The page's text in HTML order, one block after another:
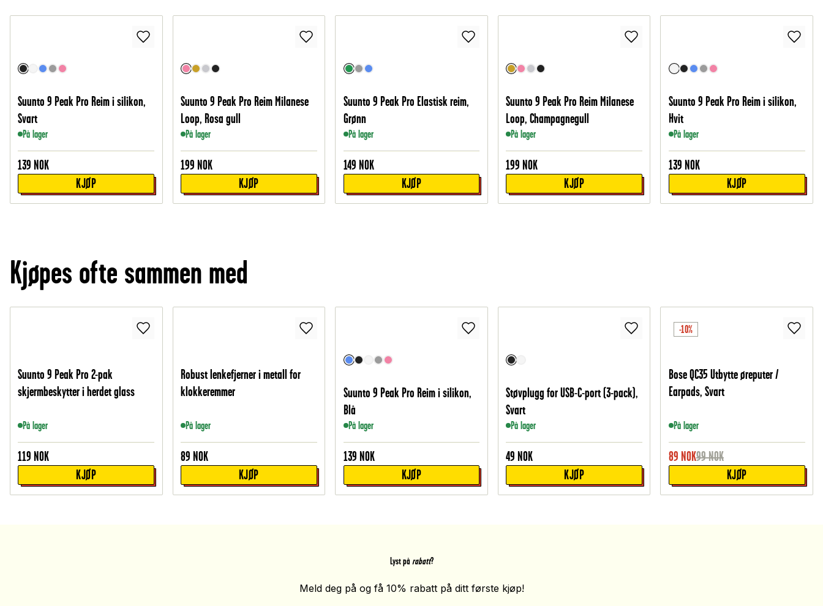
Suunto 9 Peak Pro Reim i silikon,
Svart
På lager
139 NOK
KJØP
Suunto 9 Peak Pro Reim Milanese
Loop, Rosa gull
På lager
199 NOK
KJØP
Suunto 9 Peak Pro Elastisk reim,
Grønn
På lager
149 NOK
KJØP
Suunto 9 Peak Pro Reim Milanese
Loop, Champagnegull
På lager
199 NOK
KJØP
Suunto 9 Peak Pro Reim i silikon,
Hvit
På lager
139 NOK
KJØP
Kjøpes ofte sammen med
Suunto 9 Peak Pro 2-pak
skjermbeskytter i herdet glass
På lager
119 NOK
KJØP
Robust lenkefjerner i metall for
klokkeremmer
På lager
89 NOK
KJØP
Suunto 9 Peak Pro Reim i silikon,
Blå
På lager
139 NOK
KJØP
Støvplugg for USB-C-port (3-pack),
Svart
På lager
49 NOK
KJØP
-10%
Bose QC35 Utbytte øreputer /
Earpads, Svart
På lager
89 NOK99NOK
KJØP
Lyst på rabatt?
Meld deg på og få 10% rabatt på ditt første kjøp!